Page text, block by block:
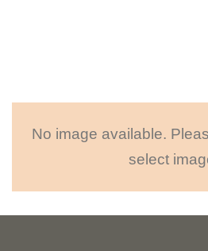
No image available.
select